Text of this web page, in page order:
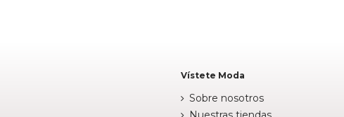
Vístete Moda
Sobre nosotros